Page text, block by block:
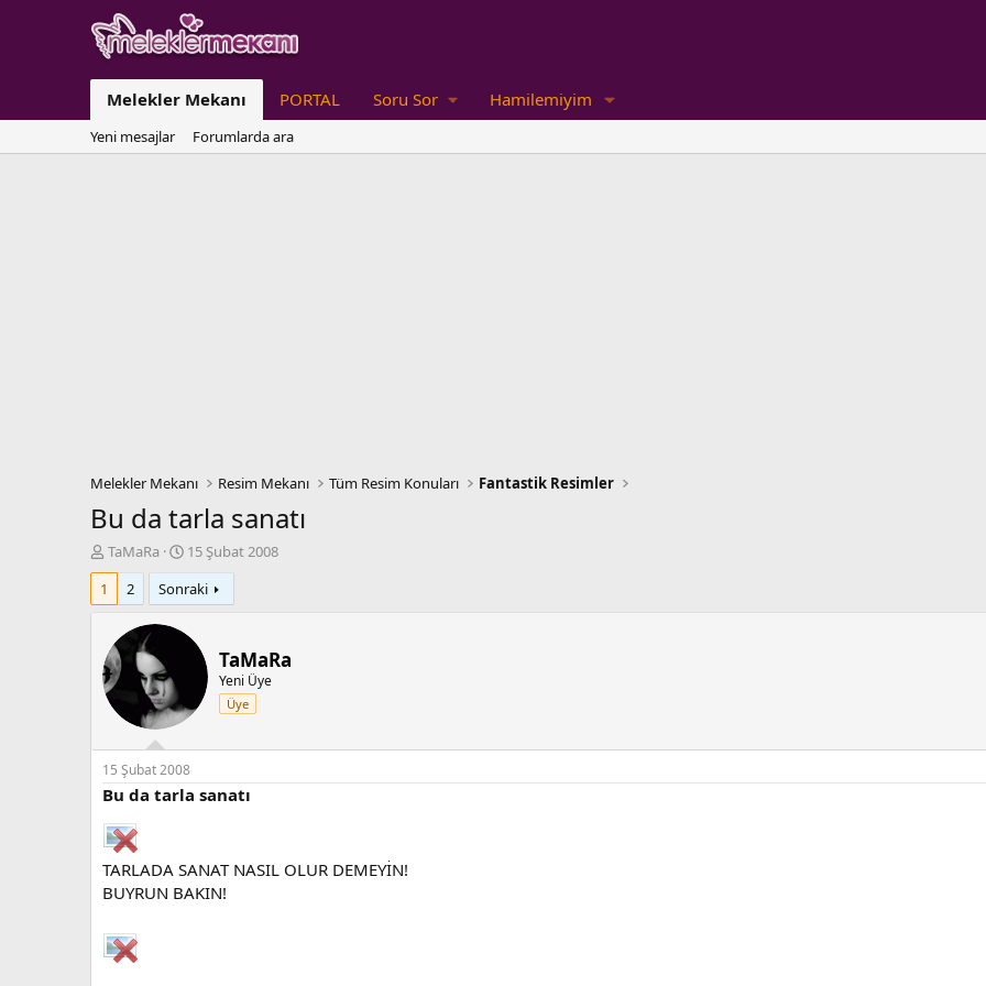
Melekler Mekanı PORTAL Soru Sor Hamilemiyim
Yeni mesajlar Forumlarda ara
Melekler Mekanı Resim Mekanı Tüm Resim Konuları Fantastik Resimler
Bu da tarla sanatı
K
o
b
y
u
b
a
l
a
t
a
n
TaMaRa
B
a
ş
l
a
ç
a
r
i
h
15 Şubat 2008
1
2 Sonraki
TaMaRa
Yeni Üye
Üye
15 Şubat 2008
Bu da tarla sanatı
TARLADA SANAT NASIL OLUR DEMEYİN!
BUYRUN BAKIN!